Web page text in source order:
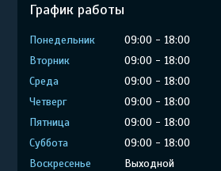
График работы
Понедельник 09:00
18:00
Вторник
09:00
18:00
Среда
09:00
18:00
Четверг
09:00
18:00
Пятница
09:00
18:00
Суббота
09:00
18:00
Воскресенье
Выходной